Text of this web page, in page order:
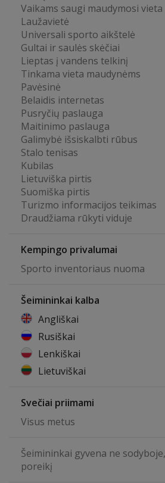
Vaikams saugi maudymosi vieta
Laužavietė
Universali sporto aikštelė
Gultai ir saulės skėčiai
Lieptas į vandens telkinį
Tinkama vieta maudynėms
Pavėsinė
Belaidis internetas
Pusryčių paslauga
Maitinimo paslauga
Galimybė išsiskalbti rūbus
Stalo tenisas
Kubilas
Lietuviška pirtis
Suomiška pirtis
Turizmo informacijos teikimas
Draudžiama rūkyti viduje
Kempingo privalumai
Sporto inventoriaus nuoma
Šeimininkai kalba
Angliškai
Rusiškai
Lenkiškai
Lietuviškai
Svečiai priimami
Visus metus
Šeimininkai gyvena ne
poreikį